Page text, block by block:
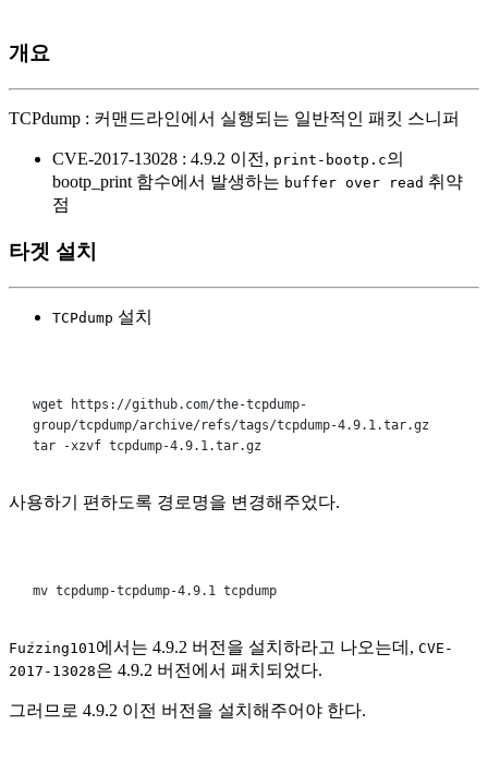
개요
TCPdump : 커맨드라인에서 실행되는 일반적인 패킷 스니퍼
CVE-2017-13028 : 4.9.2 이전, print-bootp.c의
bootp_print 함수에서 발생하는 buffer over read 취약
점
타겟 설치
TCPdump 설치
wget
https://github.com/the-tcpdump-
group/tcpdump/archive/refs/tags/tcpdump-4.9.1.tar.gz
tar
-xzvf tcpdump-4.9.1.tar.gz
사용하기 편하도록 경로명을 변경해주었다.
mv tcpdump-tcpdump-4.9.1 tcpdump
Fuzzing101 에서는 4.9.2 버전을 설치하라고 나오는데, CVE-
2017-13028은 4.9.2 버전에서 패치되었다.
그러므로 4.9.2 이전 버전을 설치해주어야 한다.